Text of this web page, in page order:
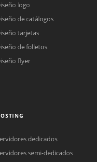
logo
de catálogos
tarjetas
de folletos
flyer
dedicados
semi-dedicados